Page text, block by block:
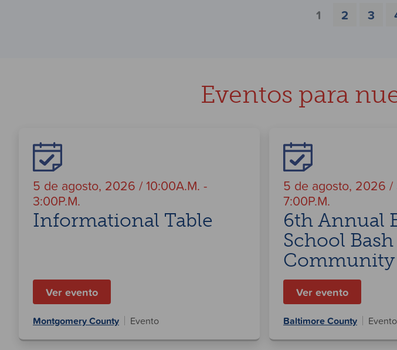
1 2 3
Eventos para
5 de agosto, 2026 / 10:00A.M. -
3:00P.M.
Informational Table
Ver evento
Montgomery County Evento
5 de agosto, 2026 /
7:00P.M.
6th Annual
School Bash
Community
Ver evento
Baltimore County Evento